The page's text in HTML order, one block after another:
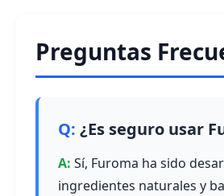
Preguntas
¿Es seguro usar
Sí, Furoma ha sido
ingredientes naturales y